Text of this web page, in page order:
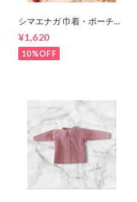
シマエナガ 巾着・ポーチ・
ミニポーチ(カード収納に
も) ３点セット さくらんぼ
柄×淡いピンク
¥1,620
10%OFF